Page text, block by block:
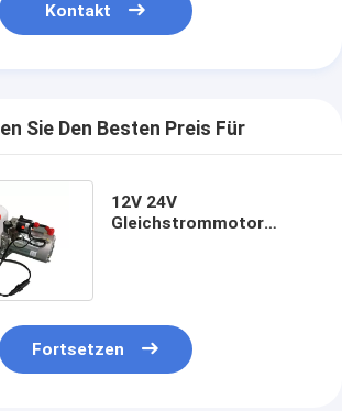
Kontakt
Sie Den Besten Preis Für
12V 24V
Gleichstrommotor
Fortsetzen